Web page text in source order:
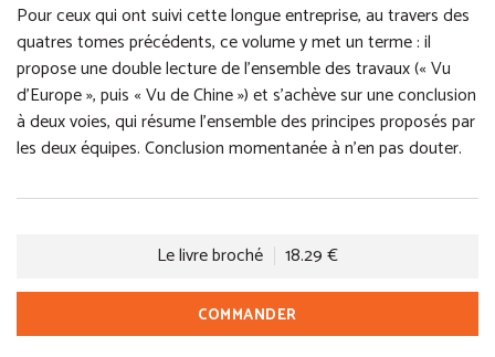
Pour ceux qui ont suivi cette longue entreprise, au travers des
quatres tomes précédents, ce volume y met un terme : il
propose une double lecture de l’ensemble des travaux (« Vu
d’Europe », puis « Vu de Chine ») et s’achève sur une conclusion
à deux voies, qui résume l’ensemble des principes proposés par
les deux équipes. Conclusion momentanée à n’en pas douter.
Le livre broché 18.29 €
COMMANDER